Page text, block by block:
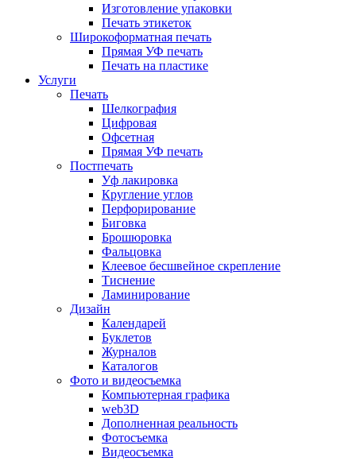
Изготовление упаковки
Печать этикеток
Широкоформатная печать
Прямая УФ печать
Печать на пластике
Услуги
Печать
Шелкография
Цифровая
Офсетная
Прямая УФ печать
Постпечать
Уф лакировка
Кругление углов
Перфорирование
Биговка
Брошюровка
Фальцовка
Клеевое бесшвейное скрепление
Тиснение
Ламинирование
Дизайн
Календарей
Буклетов
Журналов
Каталогов
Фото и видеосъемка
Компьютерная графика
web3D
Дополненная реальность
Фотосъемка
Видеосъемка